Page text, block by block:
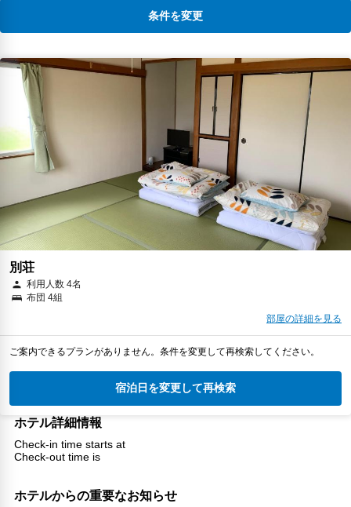
条件を変更
別荘
利用人数 4名
布団 4組
部屋の詳細を見る
ご案内できるプランがありません。条件を変更して再検索してください。
宿泊日を変更して再検索
ホテル詳細情報
Check-in time starts at
Check-out time is
ホテルからの重要なお知らせ